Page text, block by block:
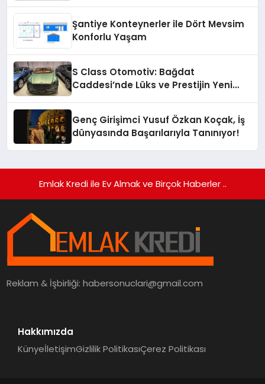
Şantiye Konteynerler ile Dört Mevsim
Konforlu Yaşam
S Class Otomotiv: Bağdat
Caddesi’nde Lüks ve Prestijin Yeni
Genç Girişimci Yusuf Özkan Koçak, İş
dünyasında Başarılarıyla Tanınıyor!
Emlak Kredi ile Ev Almak ve Birçok Haberler ..
Reklam & İşbirliği:habersonuclari@gmail.com
Hakkımızda
KünyeİletişimGizlilik PolitikasıÇerez Politikası